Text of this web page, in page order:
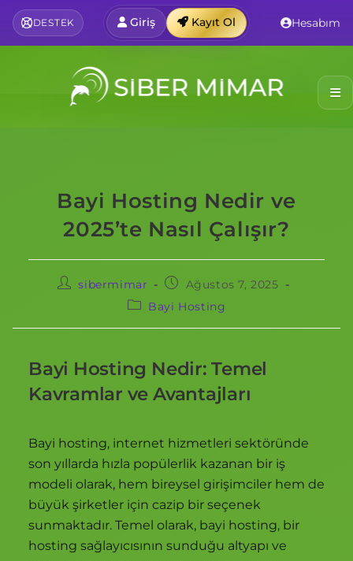
DESTEK Giriş Kayıt Ol Hesabım
Bayi Hosting Nedir ve
2025’te Nasıl Çalışır?
sibermimar
Ağustos 7, 2025
Bayi Hosting
Bayi Hosting Nedir: Temel
Kavramlar ve Avantajları
Bayi hosting, internet hizmetleri sektöründe
son yıllarda hızla popülerlik kazanan bir iş
modeli olarak, hem bireysel girişimciler hem de
büyük şirketler için cazip bir seçenek
sunmaktadır. Temel olarak, bayi hosting, bir
hosting sağlayıcısının sunduğu altyapı ve